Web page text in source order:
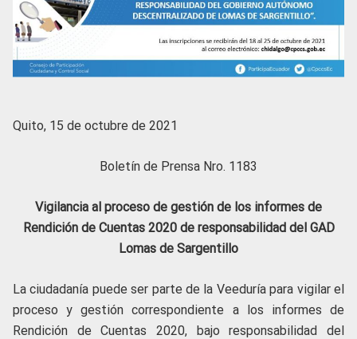
Quito, 15 de octubre de 2021
Boletín de Prensa Nro. 1183
Vigilancia al proceso de gestión de los informes de
Rendición de Cuentas 2020 de responsabilidad del GAD
Lomas de Sargentillo
La ciudadanía puede ser parte de la Veeduría para vigilar el
proceso y gestión correspondiente a los informes de
Rendición de Cuentas 2020, bajo responsabilidad del